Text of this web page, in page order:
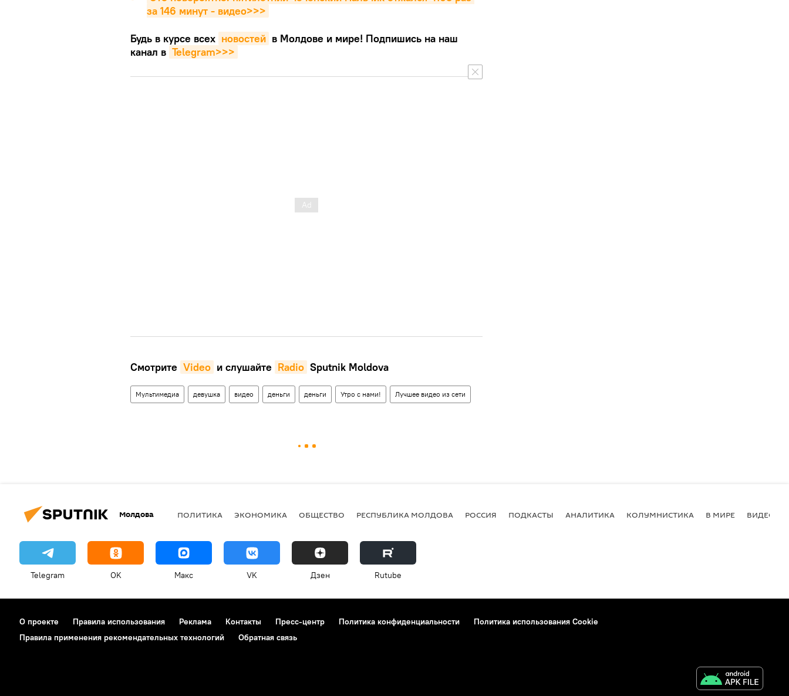
за 146 минут - видео>>>
Будь в курсе всех новостей в Молдове и мире! Подпишись на наш
канал в Telegram>>>
Смотрите Video и слушайте Radio Sputnik Moldova
Мультимедиа девушка видео деньги деньги Утро с нами! Лучшее видео из сети
Молдова ПОЛИТИКА ЭКОНОМИКА ОБЩЕСТВО РЕСПУБЛИКА МОЛДОВА РОССИЯ ПОДКАСТЫ АНАЛИТИКА КОЛУМНИСТИКА В МИРЕ ВИДЕО
Telegram OK Макс VK Дзен Rutube
О проекте Правила использования Реклама Контакты Пресс-центр Политика конфиденциальности
Политика использования Cookie
Правила применения рекомендательных технологий
Обратная связь